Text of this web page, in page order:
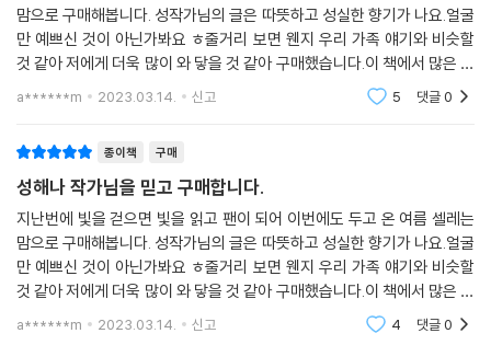
는 순간, 서로 미처 알지 못했던 혹은 애써 외면했던 면면이 퍼즐처럼 맞추
어지며 털어놓지 못한 진심이 기억의 낙차를 거슬러 선명하게 드러난다.
상대에게 다정하려는 노력과 소중한 것을 지키려는 애씀조차 때로는 서로
를 더 멀어지게만 하는, 그 이상하고 슬픈 마음의 일이 더욱 가슴 뭉클하게
어떤 이해는 불가하고 어떤 오해는 필연일 수밖에 없다는 사실을 순순히
받아들이는 두 사람의 이야기는 회한을 불러일으키기보다 수없이 어긋나
고 멀어졌던 우리의 인연들을 가만히 다독여준다.
“그때는 형을 이해할 수 없었지만…… 지금은 괜찮습니다.”
다시 만난다면 우리, 조금은 달라질 수 있을까?
그렇게 부모의 이혼 이후 남남으로 살아가던 기하와 재하는 십오년 뒤에
맘으로 구매해봅니다. 성작가님의 글은 따뜻하고 성실한 향기가 나요.얼굴
만 예쁘신 것이 아닌가봐요 ㅎ줄거리 보면 웬지 우리 가족 얘기와 비슷할
것 같아 저에게 더욱 많이 와 닿을 것 같아 구매했습니다.이 책에서 많은 의
미를 찾기 바래요.출근하는 길에 열심히 읽어보려고 합니다. 요즘엔 업무
a******m 2023.03.14. 신고 5 댓글0
종이책 구매
성해나 작가님을 믿고 구매합니다.
지난번에 빛을 걷으면 빛을 읽고 팬이 되어 이번에도 두고 온 여름 셀레는
맘으로 구매해봅니다. 성작가님의 글은 따뜻하고 성실한 향기가 나요.얼굴
만 예쁘신 것이 아닌가봐요 ㅎ줄거리 보면 웬지 우리 가족 얘기와 비슷할
것 같아 저에게 더욱 많이 와 닿을 것 같아 구매했습니다.이 책에서 많은 의
미를 찾기 바래요.출근하는 길에 열심히 읽어보려고 합니다. 요즘엔 업무
a******m 2023.03.14. 신고 4 댓글0